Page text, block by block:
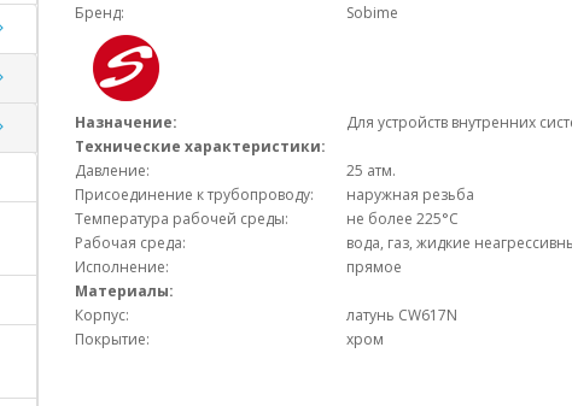
Бренд: Sobime
Назначение:
Для устройств внутренних
Технические характеристики:
Давление:
25 атм.
Присоединение к трубопроводу:
наружная резьба
Температура рабочей среды:
не более 225°С
Рабочая среда:
вода, газ, жидкие
Исполнение:
прямое
Материалы:
Корпус:
латунь CW617N
Покрытие:
хром